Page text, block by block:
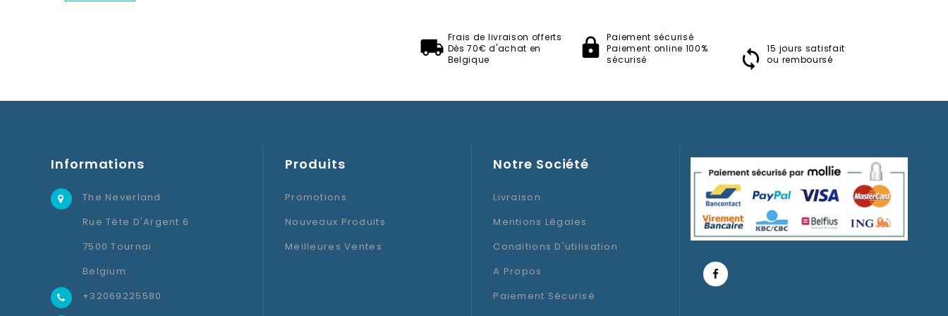
Thème Les Aristochats
Frais de livraison offerts
Dès 70€ d'achat en
Belgique
Paiement sécurisé
Paiement online 100%
sécurisé
15 jours satisfait
ou remboursé
Informations
The Neverland
Rue Tête D'Argent 6
7500 Tournai
Belgium
+32069225580
Produits
Promotions
Nouveaux Produits
Meilleures Ventes
Notre Société
Livraison
Mentions Légales
Conditions D'utilisation
A Propos
Paiement Sécurisé